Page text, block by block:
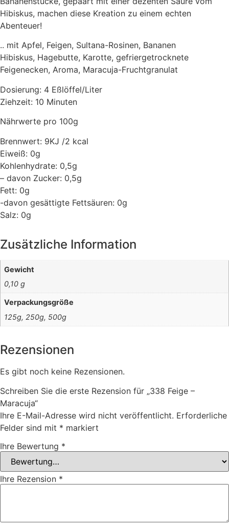
Hibiskus, machen diese Kreation zu einem echten
Abenteuer!
.. mit Apfel, Feigen, Sultana-Rosinen, Bananen
Hibiskus, Hagebutte, Karotte, gefriergetrocknete
Feigenecken, Aroma, Maracuja-Fruchtgranulat
Dosierung: 4 Eßlöffel/Liter
Ziehzeit: 10 Minuten
Nährwerte pro 100g
Brennwert: 9KJ /2 kcal
Eiweiß: 0g
Kohlenhydrate: 0,5g
– davon Zucker: 0,5g
Fett: 0g
-davon gesättigte Fettsäuren: 0g
Salz: 0g
Zusätzliche Information
Gewicht
0,10 g
Verpackungsgröße
125g, 250g, 500g
Rezensionen
Es gibt noch keine Rezensionen.
Schreiben Sie die erste Rezension für „338 Feige –
Maracuja“
Ihre E-Mail-Adresse wird nicht veröffentlicht. Erforderliche
Felder sind mit * markiert
Ihre Bewertung *
Ihre Rezension *